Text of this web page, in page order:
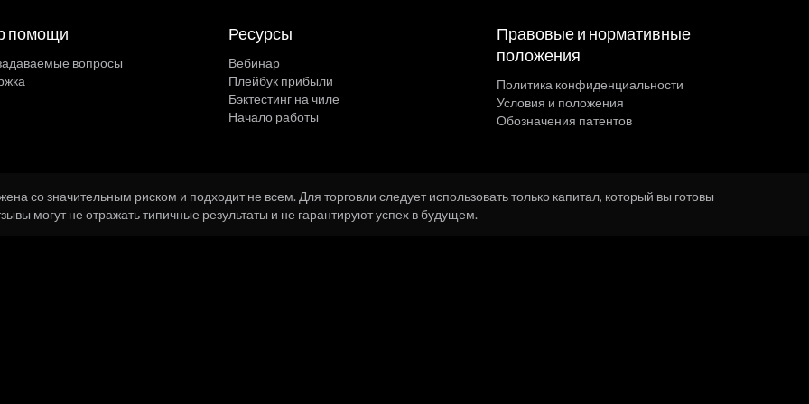
помощи
вопросы
Ресурсы
Вебинар
Плейбук прибыли
Бэктестинг на чиле
Начало работы
Правовые и нормативные
положения
Политика конфиденциальности
Условия и положения
Обозначения патентов
со значительным риском и подходит не всем. Для торговли следует использовать только капитал, который вы готовы
могут не отражать типичные результаты и не гарантируют успех в будущем.